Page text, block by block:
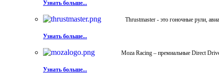
Узнать больше...
Thrustmaster - это гоночные рули,
Узнать больше...
Moza Racing – премиальные Direct
Узнать больше...